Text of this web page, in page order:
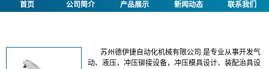
首页 公司简介 产品展示 新闻动态 联系我们
苏州德伊捷自动化机械有限公司 是专业从事开发气
动、液压，冲压铆接设备，冲压模具设计、装配治具设